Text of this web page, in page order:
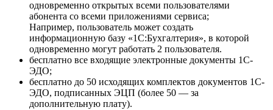
одновременно открытых всеми пользователями
абонента со всеми приложениями сервиса;
Например, пользователь может создать
информационную базу «1С:Бухгалтерия», в которой
одновременно могут работать 2 пользователя.
бесплатно все входящие электронные документы 1С-
ЭДО;
бесплатно до 50 исходящих комплектов документов 1С-
ЭДО, подписанных ЭЦП (более 50 — за
дополнительную плату).